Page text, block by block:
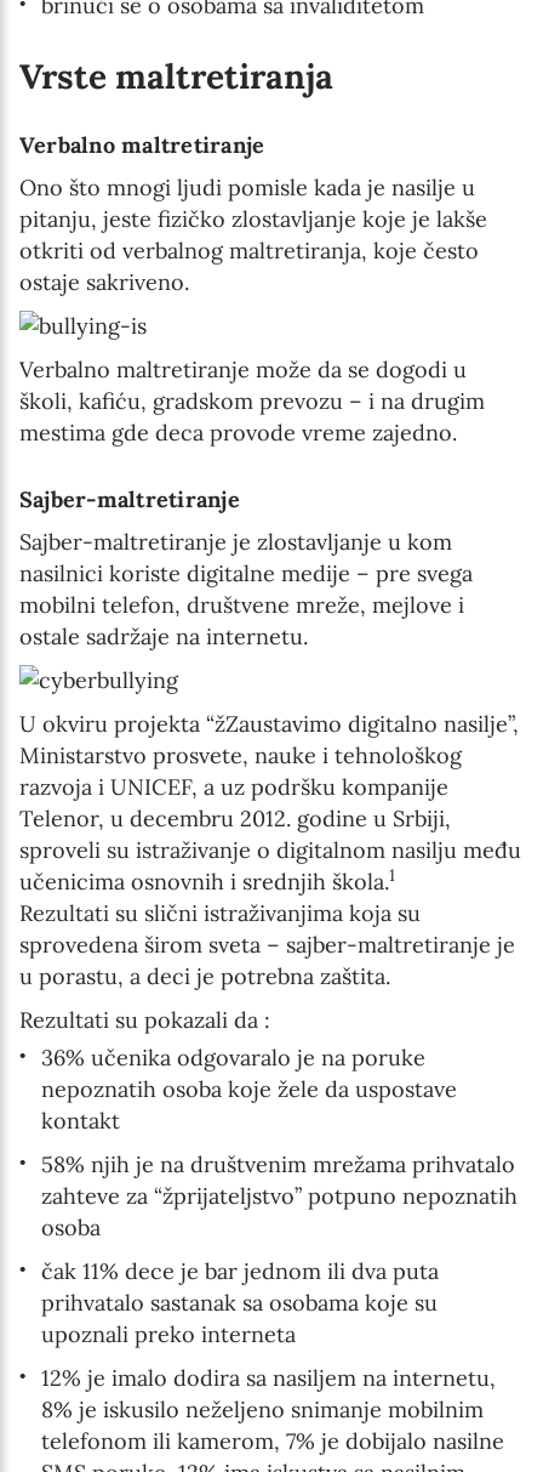
Vrste maltretiranja
Verbalno maltretiranje
Ono što mnogi ljudi pomisle kada je nasilje u
pitanju, jeste fizičko zlostavljanje koje je lakše
otkriti od verbalnog maltretiranja, koje često
ostaje sakriveno.
Verbalno maltretiranje može da se dogodi u
školi, kafiću, gradskom prevozu – i na drugim
mestima gde deca provode vreme zajedno.
Sajber-maltretiranje
Sajber-maltretiranje je zlostavljanje u kom
nasilnici koriste digitalne medije – pre svega
mobilni telefon, društvene mreže, mejlove i
ostale sadržaje na internetu.
U okviru projekta “žZaustavimo digitalno nasilje”,
Ministarstvo prosvete, nauke i tehnološkog
razvoja i UNICEF, a uz podršku kompanije
Telenor, u decembru 2012. godine u Srbiji,
sproveli su istraživanje o digitalnom nasilju među
učenicima osnovnih i srednjih škola.1
Rezultati su slični istraživanjima koja su
sprovedena širom sveta – sajber-maltretiranje je
u porastu, a deci je potrebna zaštita.
Rezultati su pokazali da :
36% učenika odgovaralo je na poruke
nepoznatih osoba koje žele da uspostave
kontakt
58% njih je na društvenim mrežama prihvatalo
zahteve za “žprijateljstvo” potpuno nepoznatih
osoba
čak 11% dece je bar jednom ili dva puta
prihvatalo sastanak sa osobama koje su
upoznali preko interneta
12% je imalo dodira sa nasiljem na internetu,
8% je iskusilo neželjeno snimanje mobilnim
telefonom ili kamerom, 7% je dobijalo nasilne